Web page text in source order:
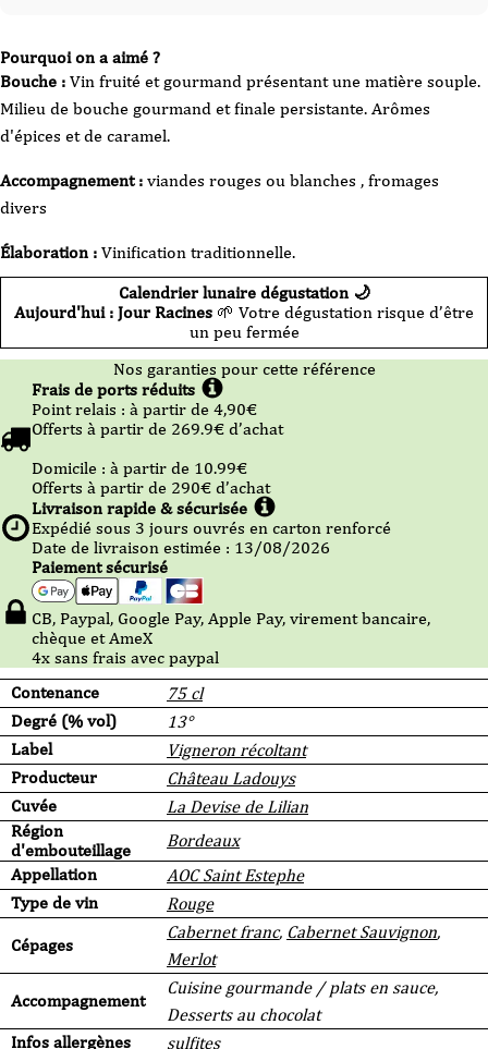
Pourquoi on a aimé ?
Bouche : Vin fruité et gourmand présentant une matière souple.
Milieu de bouche gourmand et finale persistante. Arômes
d'épices et de caramel.
Accompagnement : viandes rouges ou blanches , fromages
divers
Élaboration : Vinification traditionnelle.
Calendrier lunaire dégustation 🌙
Aujourd'hui : Jour Racines 🌱 Votre dégustation risque d’être
un peu fermée
Contenance
75 cl
Degré (% vol)
13°
Label
Vigneron récoltant
Producteur
Château Ladouys
Cuvée
La Devise de Lilian
Région
d'embouteillage
Bordeaux
Appellation
AOC Saint Estephe
Type de vin
Rouge
Cépages
Cabernet franc, Cabernet Sauvignon,
Merlot
Accompagnement
Cuisine gourmande / plats en sauce,
Desserts au chocolat
Infos allergènes
sulfites
Nos garanties pour cette référence
Frais de ports réduits
Point relais : à partir de 4,90€
Offerts à partir de 269.9€ d’achat
Domicile : à partir de 10.99€
Offerts à partir de 290€ d’achat
Livraison rapide & sécurisée
Expédié sous 3 jours ouvrés en carton renforcé
Date de livraison estimée : 13/08/2026
Paiement sécurisé
CB, Paypal, Google Pay, Apple Pay, virement bancaire,
chèque et AmeX
4x sans frais avec paypal